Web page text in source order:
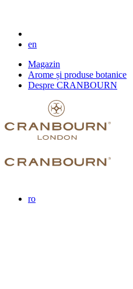
en
Magazin
Arome și produse botanice
Despre CRANBOURN
ro